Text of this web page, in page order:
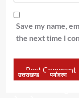
Save my name,
the next time I
उत्तराखण्ड पर्यावरण